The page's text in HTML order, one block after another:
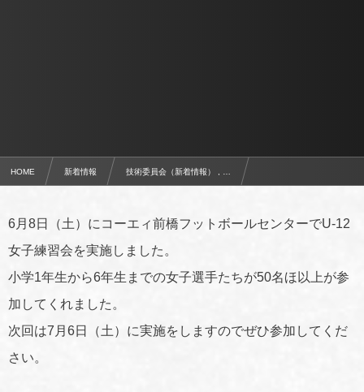
HOME 新着情報 技術委員会（新着情報） , …
6月8日（土）にコーエィ前橋フットボールセンターでU-12
女子練習会を実施しました。
小学1年生から6年生までの女子選手たちが50名ほ以上が参
加してくれました。
次回は7月6日（土）に実施をしますのでぜひ参加してくだ
さい。